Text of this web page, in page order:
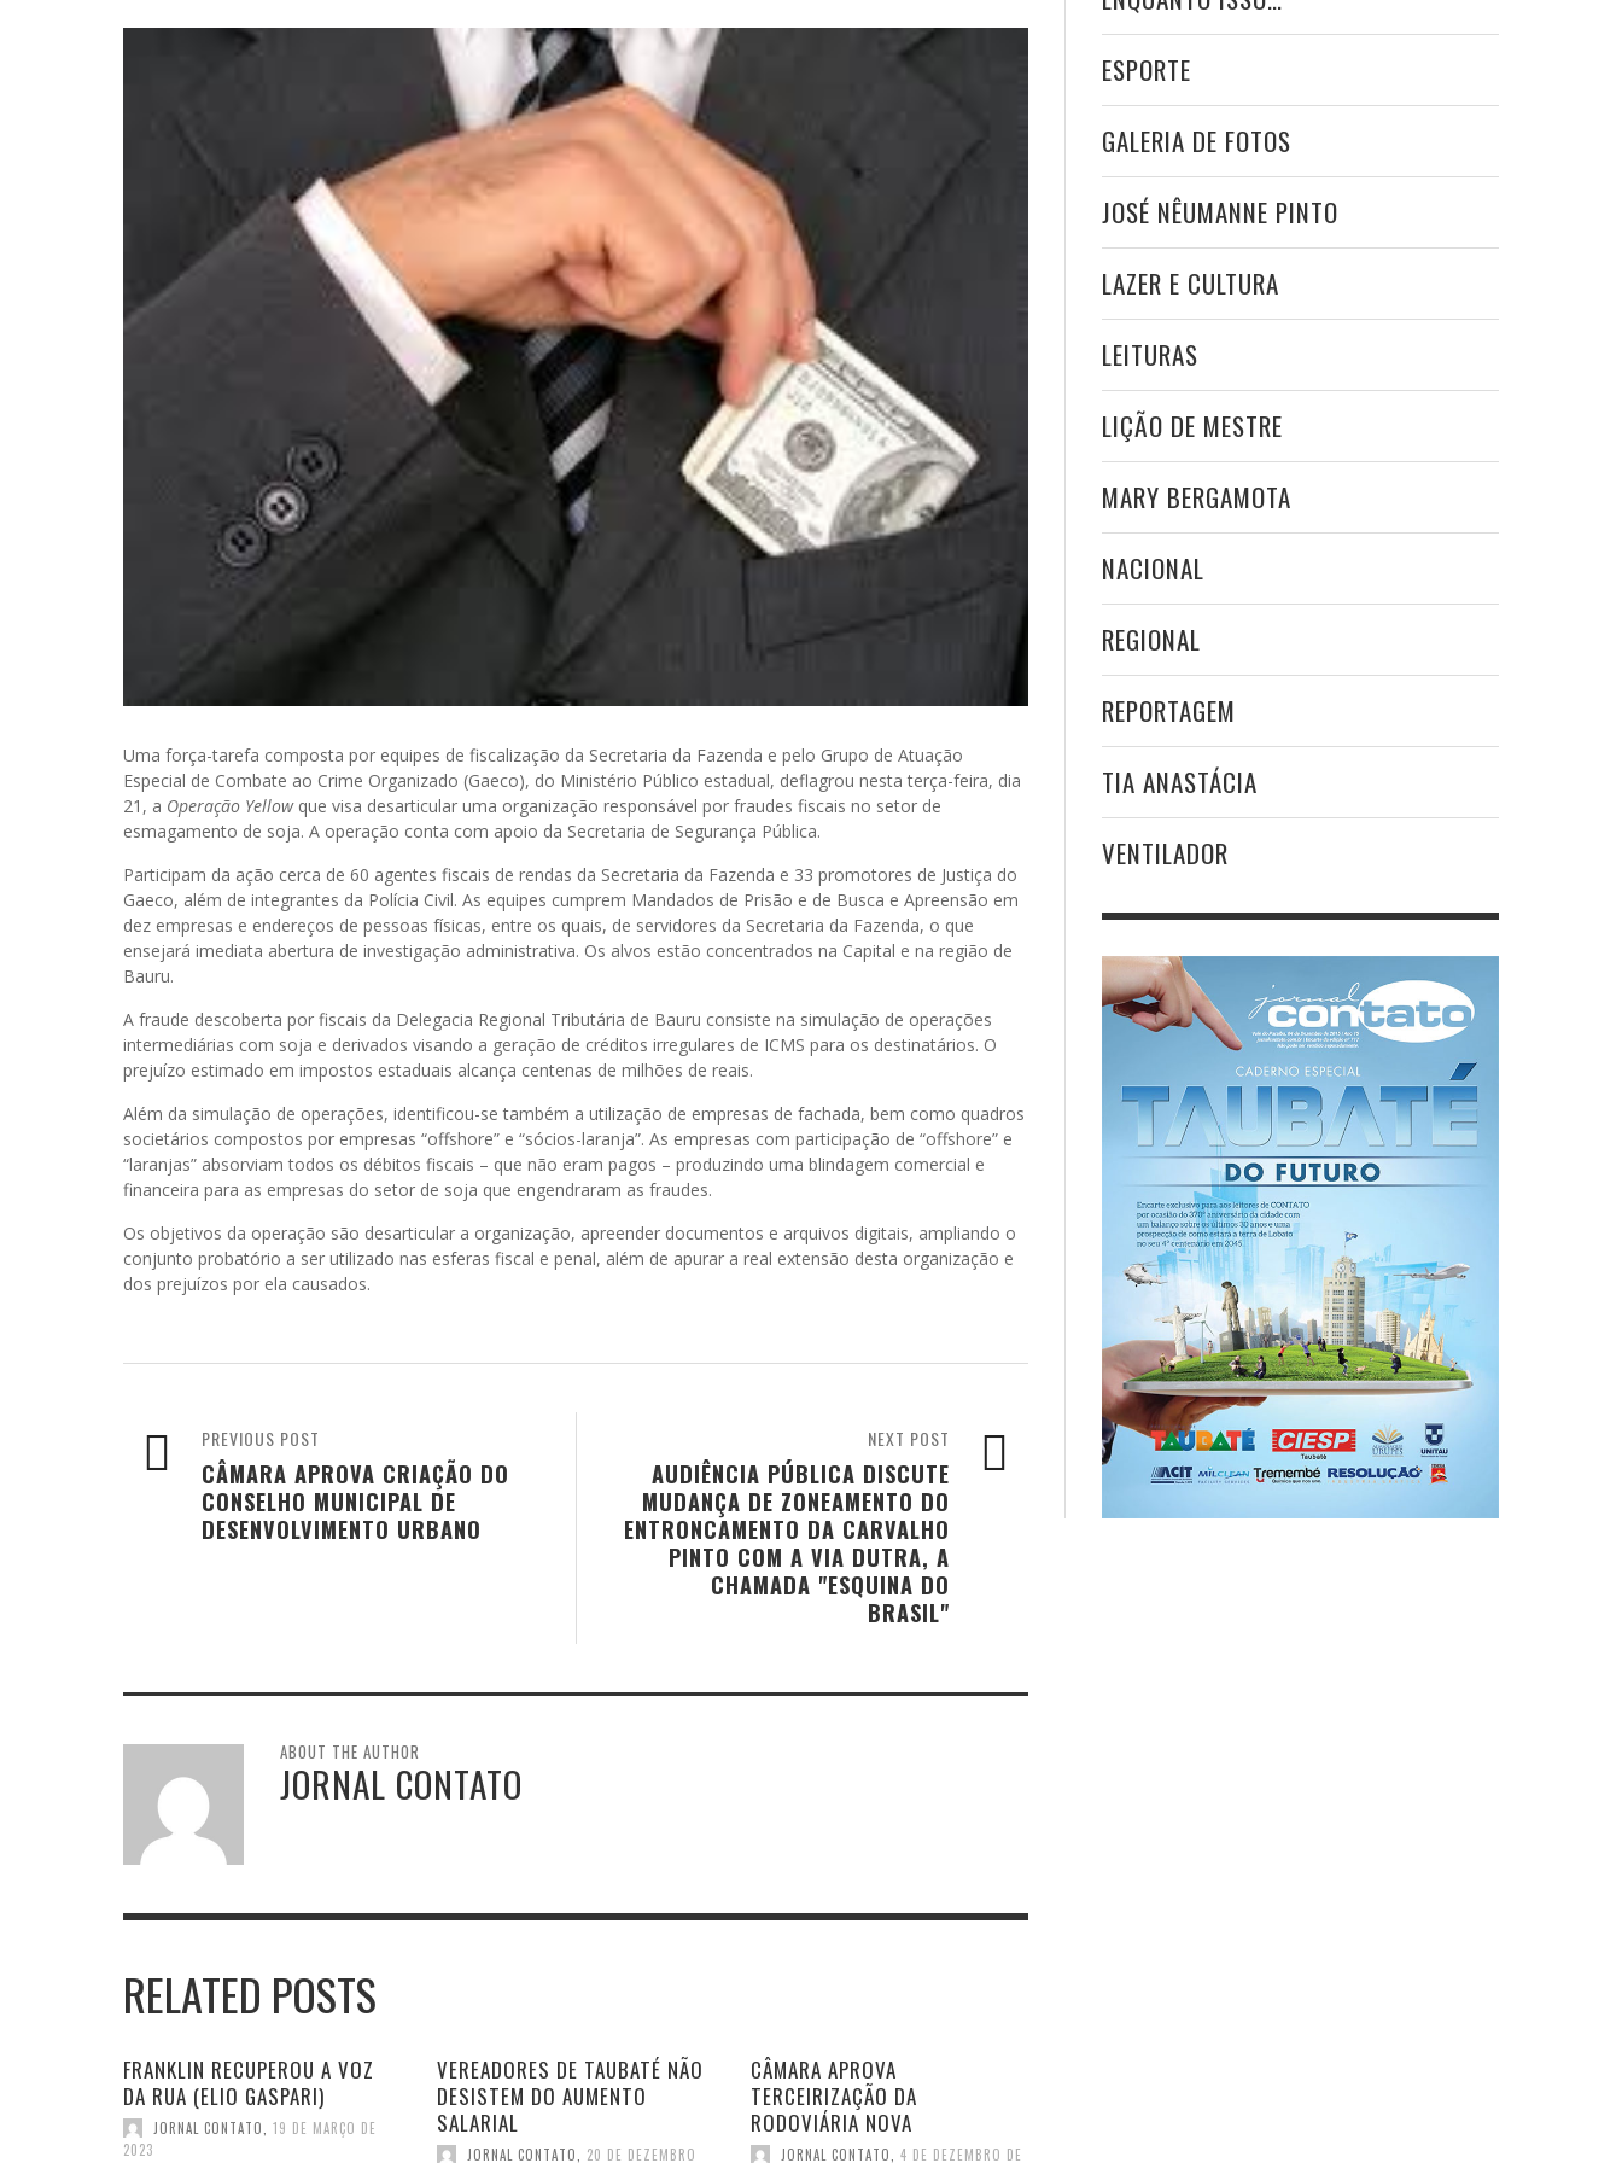
Uma força-tarefa composta por equipes de fiscalização da Secretaria da Fazenda e pelo Grupo de Atuação
Especial de Combate ao Crime Organizado (Gaeco), do Ministério Público estadual, deflagrou nesta terça-feira, dia
21, a Operação Yellowque visa desarticular uma organização responsável por fraudes fiscais no setor de
esmagamento de soja. A operação conta com apoio da Secretaria de Segurança Pública.
Participam da ação cerca de 60 agentes fiscais de rendas da Secretaria da Fazenda e 33 promotores de Justiça do
Gaeco, além de integrantes da Polícia Civil. As equipes cumprem Mandados de Prisão e de Busca e Apreensão em
dez empresas e endereços de pessoas físicas, entre os quais, de servidores da Secretaria da Fazenda, o que
ensejará imediata abertura de investigação administrativa. Os alvos estão concentrados na Capital e na região de
Bauru.
A fraude descoberta por fiscais da Delegacia Regional Tributária de Bauru consiste na simulação de operações
intermediárias com soja e derivados visando a geração de créditos irregulares de ICMS para os destinatários. O
prejuízo estimado em impostos estaduais alcança centenas de milhões de reais.
Além da simulação de operações, identificou-se também a utilização de empresas de fachada, bem como quadros
societários compostos por empresas “offshore” e “sócios-laranja”. As empresas com participação de “offshore” e
“laranjas” absorviam todos os débitos fiscais – que não eram pagos – produzindo uma blindagem comercial e
financeira para as empresas do setor de soja que engendraram as fraudes.
Os objetivos da operação são desarticular a organização, apreender documentos e arquivos digitais, ampliando o
conjunto probatório a ser utilizado nas esferas fiscal e penal, além de apurar a real extensão desta organização e
dos prejuízos por ela causados.
NEXT POST
AUDIÊNCIA PÚBLICA DISCUTE
MUDANÇA DE ZONEAMENTO DO
ENTRONCAMENTO DA CARVALHO
PINTO COM A VIA DUTRA, A
CHAMADA "ESQUINA DO
BRASIL"
PREVIOUS POST
CÂMARA APROVA CRIAÇÃO DO
CONSELHO MUNICIPAL DE
DESENVOLVIMENTO URBANO
ABOUT THE AUTHOR
JORNAL CONTATO
RELATED POSTS
FRANKLIN RECUPEROU A VOZ
DA RUA (ELIO GASPARI)
JORNAL CONTATO
19 DE MARÇO DE
2023
VEREADORES DE TAUBATÉ NÃO
DESISTEM DO AUMENTO
SALARIAL
JORNAL CONTATO
20 DE DEZEMBRO
CÂMARA APROVA
TERCEIRIZAÇÃO DA
RODOVIÁRIA NOVA
JORNAL CONTATO
4 DE DEZEMBRO DE
ESPORTE
GALERIA DE FOTOS
JOSÉ NÊUMANNE PINTO
LAZER E CULTURA
LEITURAS
LIÇÃO DE MESTRE
MARY BERGAMOTA
NACIONAL
REGIONAL
REPORTAGEM
TIA ANASTÁCIA
VENTILADOR